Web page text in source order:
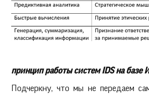
принцип работы систем IDS на базе
Подчеркну, что мы не передаем